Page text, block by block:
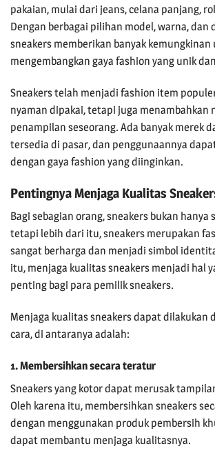
pakaian, mulai dari jeans, celana panjang,
Dengan berbagai pilihan model, warna, dan
sneakers memberikan banyak kemungkinan
mengembangkan gaya fashion yang unik
Sneakers telah menjadi fashion item
nyaman dipakai, tetapi juga menambahkan
penampilan seseorang. Ada banyak merek
tersedia di pasar, dan penggunaannya
dengan gaya fashion yang diinginkan.
Pentingnya Menjaga Kualitas
Bagi sebagian orang, sneakers bukan hanya
tetapi lebih dari itu, sneakers merupakan
sangat berharga dan menjadi simbol
itu, menjaga kualitas sneakers menjadi hal
penting bagi para pemilik sneakers.
Menjaga kualitas sneakers dapat dilakukan
cara, di antaranya adalah:
1. Membersihkan secara teratur
Sneakers yang kotor dapat merusak
Oleh karena itu, membersihkan sneakers
dengan menggunakan produk pembersih
dapat membantu menjaga kualitasnya.